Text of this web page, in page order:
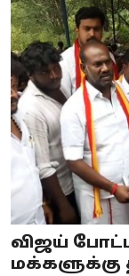
விஜய்
மக்களுக்கு